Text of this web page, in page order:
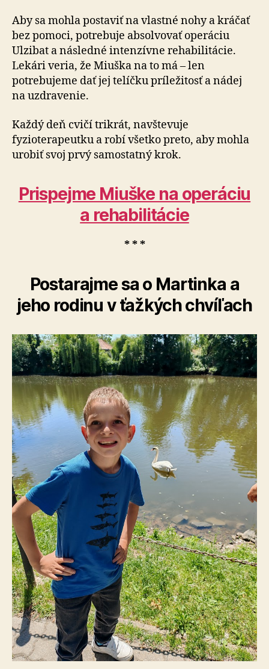
Aby sa mohla postaviť na vlastné nohy a kráčať
bez po­mo­ci, potrebuje absolvovať operáciu
Ulzibat a následné in­ten­zív­ne rehabilitácie.
Lekári veria, že Miuška na to má – len
potrebujeme dať jej telíčku príležitosť a nádej
na uzdra­ve­nie.
Každý deň cvičí trikrát, navštevuje
fyzioterapeutku a robí všetko preto, aby mohla
urobiť svoj prvý samostatný krok.
Prispejme Miuške na operáciu
a rehabilitácie
* * *
Postarajme sa o Martinka a
jeho rodinu v ťažkých chvíľach